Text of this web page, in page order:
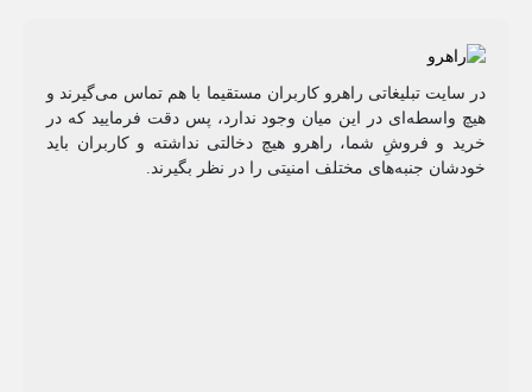
در سایت تبلیغاتی راهرو کاربران مستقیما با هم تماس می‌گیرند و
هیچ واسطه‌ای در این میان وجود ندارد، پس دقت فرمایید که در
خرید و فروشِ شما، راهرو هیچ دخالتی نداشته و کاربران باید
خودشان جنبه‌های مختلف امنیتی را در نظر بگیرند.